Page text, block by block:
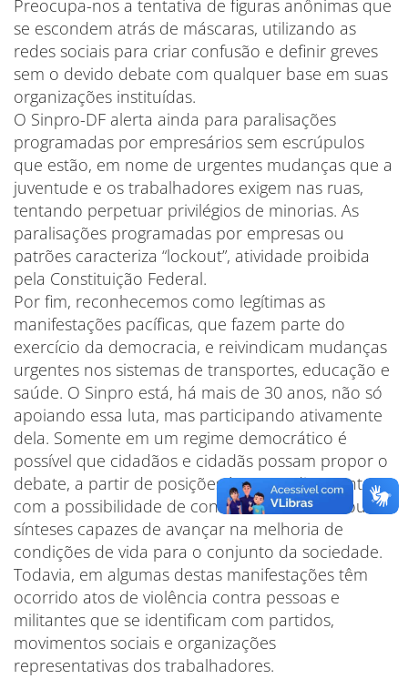
Preocupa-nos a tentativa de figuras anônimas que
se escondem atrás de máscaras, utilizando as
redes sociais para criar confusão e definir greves
sem o devido debate com qualquer base em suas
organizações instituídas.
O Sinpro-DF alerta ainda para paralisações
programadas por empresários sem escrúpulos
que estão, em nome de urgentes mudanças que a
juventude e os trabalhadores exigem nas ruas,
tentando perpetuar privilégios de minorias. As
paralisações programadas por empresas ou
patrões caracteriza “lockout”, atividade proibida
pela Constituição Federal.
Por fim, reconhecemos como legítimas as
manifestações pacíficas, que fazem parte do
exercício da democracia, e reivindicam mudanças
urgentes nos sistemas de transportes, educação e
saúde. O Sinpro está, há mais de 30 anos, não só
apoiando essa luta, mas participando ativamente
dela. Somente em um regime democrático é
possível que cidadãos e cidadãs possam propor o
debate, a partir de posições às vezes divergentes,
com a possibilidade de construir consensos ou
sínteses capazes de avançar na melhoria de
condições de vida para o conjunto da sociedade.
Todavia, em algumas destas manifestações têm
ocorrido atos de violência contra pessoas e
militantes que se identificam com partidos,
movimentos sociais e organizações
representativas dos trabalhadores.